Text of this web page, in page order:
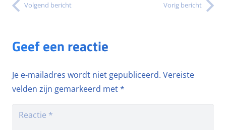
Volgend bericht Vorig bericht
Geef een reactie
Je e-mailadres wordt niet gepubliceerd. Vereiste
velden zijn gemarkeerd met*